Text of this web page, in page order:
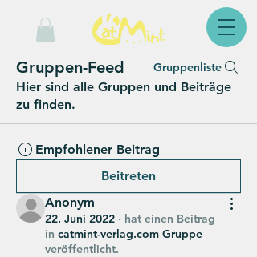
Gruppen-Feed Gruppenliste
Hier sind alle Gruppen und Beiträge
zu finden.
Empfohlener Beitrag
Beitreten
Anonym
22. Juni 2022 · hat einen Beitrag
in catmint-verlag.com Gruppe
veröffentlicht.